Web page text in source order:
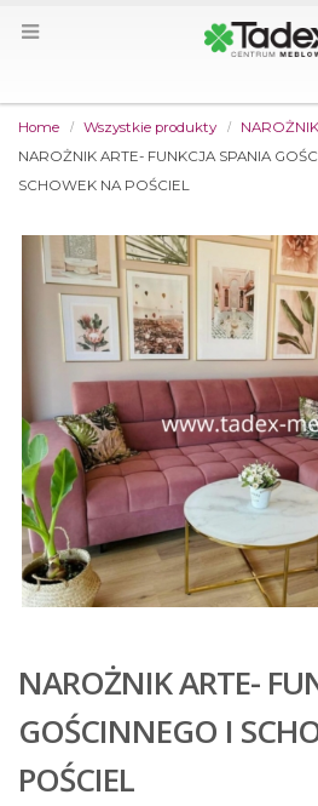
Home Wszystkie produkty
NAROŻNIK ARTE- FUNKCJA SPANIA
SCHOWEK NA POŚCIEL
NAROŻNIK ARTE-
GOŚCINNEGO I
POŚCIEL